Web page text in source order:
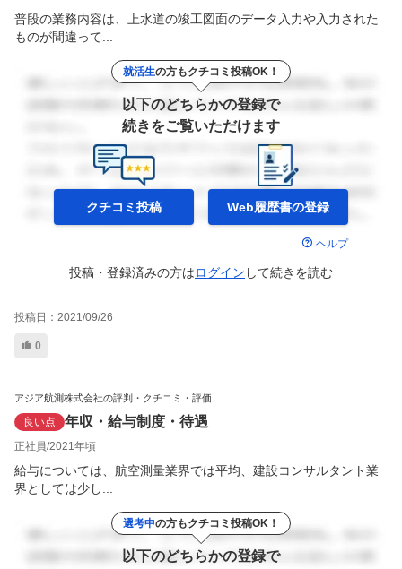
普段の業務内容は、上水道の竣工図面のデータ入力や入力された
ものが間違って...
就活生の方もクチコミ投稿OK！
以下のどちらかの登録で
続きをご覧いただけます
クチコミ投稿 Web履歴書の登録
ヘルプ
投稿・登録済みの方はログイン して続きを読む
投稿日： 2021/09/26
0
アジア航測株式会社の評判・クチコミ・評価
良い点 年収・給与制度・待遇
正社員 2021年頃
給与については、航空測量業界では平均、建設コンサルタント業
界としては少し...
選考中の方もクチコミ投稿OK！
以下のどちらかの登録で